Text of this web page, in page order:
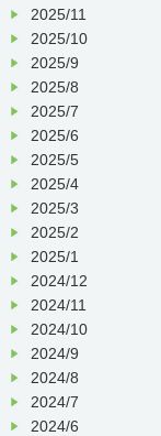
2025/11
2025/10
2025/9
2025/8
2025/7
2025/6
2025/5
2025/4
2025/3
2025/2
2025/1
2024/12
2024/11
2024/10
2024/9
2024/8
2024/7
2024/6